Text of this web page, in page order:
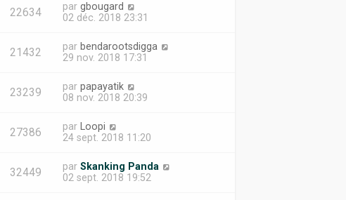
22634 par gbougard
02 déc. 2018 23:31
21432 par bendarootsdigga
29 nov. 2018 17:31
23239 par papayatik
08 nov. 2018 20:39
27386 par
Loopi
24 sept. 2018 11:20
32449 par Skanking Panda
02 sept. 2018 19:52